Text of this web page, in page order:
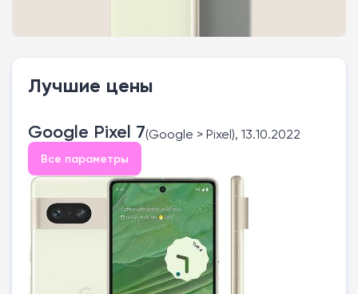
Лучшие цены
Google Pixel 7(Google > Pixel), 13.10.2022
Все параметры